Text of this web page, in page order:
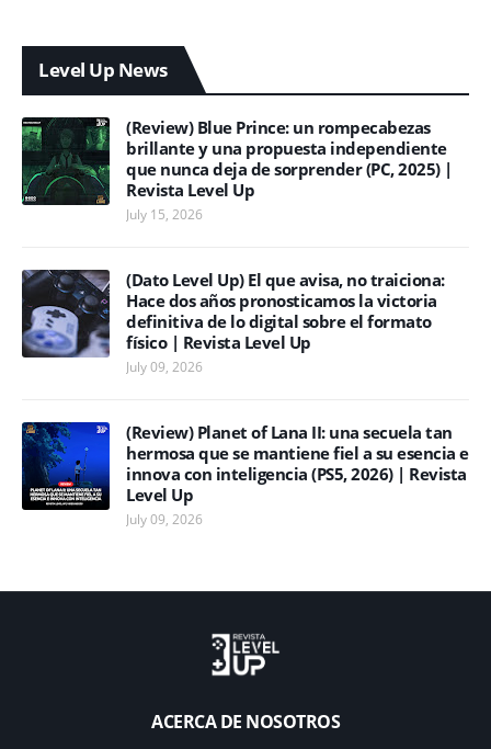
Level Up News
(Review) Blue Prince: un rompecabezas
brillante y una propuesta independiente
que nunca deja de sorprender (PC, 2025) |
Revista Level Up
July 15, 2026
(Dato Level Up) El que avisa, no traiciona:
Hace dos años pronosticamos la victoria
definitiva de lo digital sobre el formato
físico | Revista Level Up
July 09, 2026
(Review) Planet of Lana II: una secuela tan
hermosa que se mantiene fiel a su esencia e
innova con inteligencia (PS5, 2026) | Revista
Level Up
July 09, 2026
ACERCA DE NOSOTROS